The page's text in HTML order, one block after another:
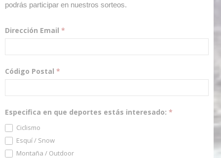
podrás participar en nuestros sorteos.
Dirección Email *
Código Postal *
Especifica en que deportes estás interesado: *
Ciclismo
Esquí / Snow
Montaña / Outdoor